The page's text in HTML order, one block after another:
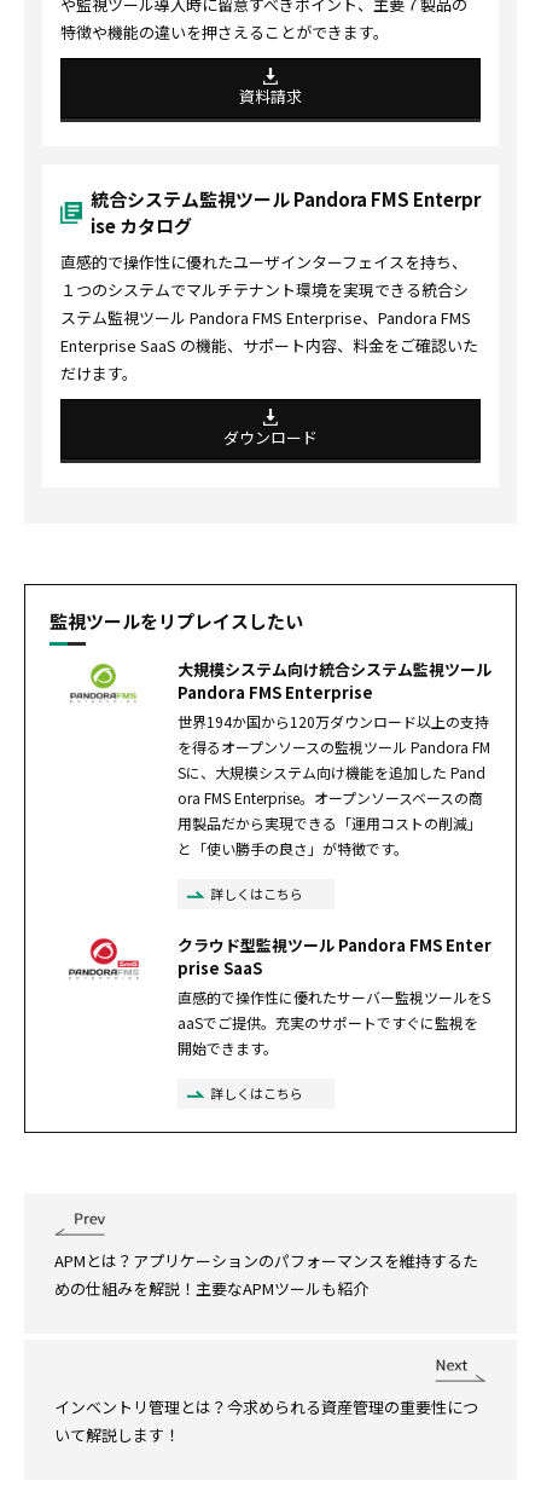
特徴や機能の違いを押さえることができます。
資料請求
統合システム監視ツール Pandora FMS Enterpr
ise カタログ
直感的で操作性に優れたユーザインターフェイスを持ち、
１つのシステムでマルチテナント環境を実現できる統合シ
ステム監視ツール Pandora FMS Enterprise、Pandora FMS
Enterprise SaaS の機能、サポート内容、料金をご確認いた
だけます。
ダウンロード
監視ツールをリプレイスしたい
大規模システム向け統合システム監視ツール
Pandora FMS Enterprise
世界194か国から120万ダウンロード以上の支持
を得るオープンソースの監視ツール Pandora FM
Sに、大規模システム向け機能を追加した Pand
ora FMS Enterprise。オープンソースベースの商
用製品だから実現できる「運用コストの削減」
と「使い勝手の良さ」が特徴です。
詳しくはこちら
クラウド型監視ツール Pandora FMS Enter
prise SaaS
直感的で操作性に優れたサーバー監視ツールをS
aaSでご提供。充実のサポートですぐに監視を
開始できます。
詳しくはこちら
APMとは？アプリケーションのパフォーマンスを維持するた
めの仕組みを解説！主要なAPMツールも紹介
インベントリ管理とは？今求められる資産管理の重要性につ
いて解説します！